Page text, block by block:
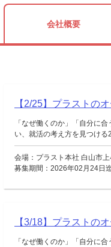
会社概要
【2/25】プラストの
「なぜ働くのか」「自分に
い、就活の考え方を見つけ
会場：プラスト本社 白山市
募集期間：2026年02月24日
【3/18】プラストの
「なぜ働くのか」「自分に